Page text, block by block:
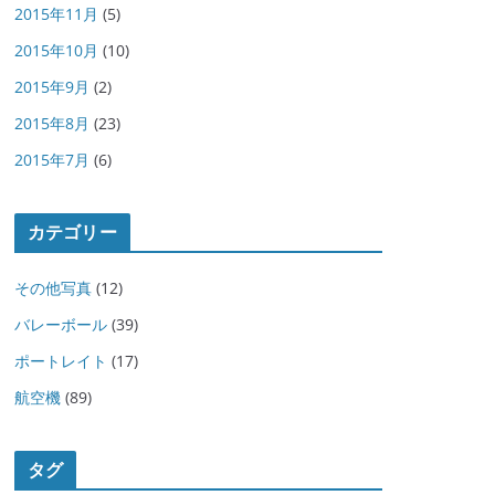
2015年11月 (5)
2015年10月 (10)
2015年9月 (2)
2015年8月 (23)
2015年7月 (6)
カテゴリー
その他写真 (12)
バレーボール (39)
ポートレイト (17)
航空機 (89)
タグ